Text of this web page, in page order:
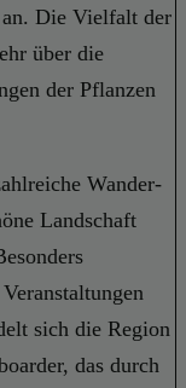
an. Die Vielfalt der
über die
der Pflanzen
Wander-
Landschaft
sich die Region
das durch